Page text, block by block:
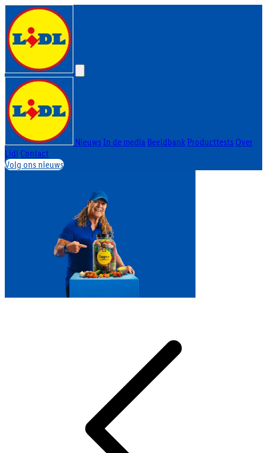
Nieuws In de mediaBeeldbank Producttests Over
Lidl Contact
Volg ons nieuws